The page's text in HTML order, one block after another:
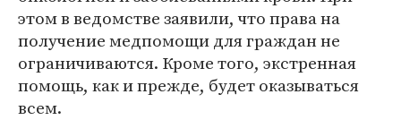
этом в ведомстве заявили, что права на
получение медпомощи для граждан не
ограничиваются. Кроме того, экстренная
помощь, как и прежде, будет оказываться
всем.